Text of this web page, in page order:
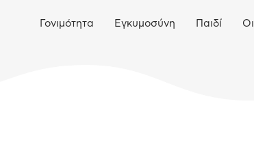
Γονιμότητα Εγκυμοσύνη Παιδί